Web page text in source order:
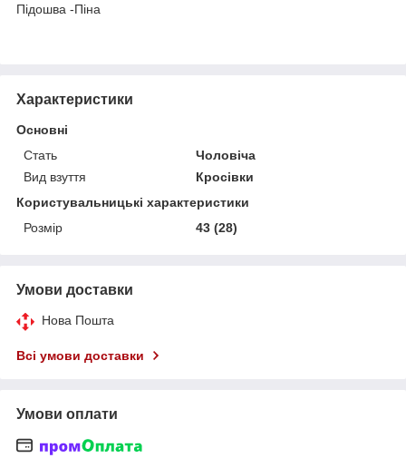
Підошва -Піна
Характеристики
Основні
Стать
Чоловіча
Вид взуття
Кросівки
Користувальницькі характеристики
Розмір
43 (28)
Умови доставки
Нова Пошта
Всі умови доставки
Умови оплати